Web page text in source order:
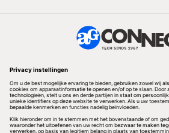
Volg ons
Redactionele partner